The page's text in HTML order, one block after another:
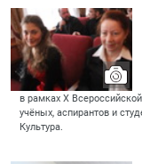
в рамках X
учёных, аспирантов и
Культура.